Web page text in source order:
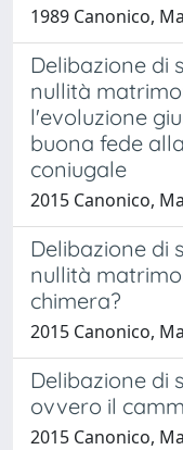
1989 Canonico,
Delibazione di
nullità
l'evoluzione
buona fede
coniugale
2015 Canonico,
Delibazione di
nullità
chimera?
2015 Canonico,
Delibazione di
ovvero il
2015 Canonico,